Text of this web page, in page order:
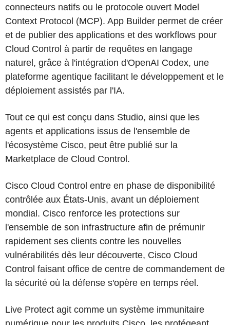
connecteurs natifs ou le protocole ouvert Model
Context Protocol (MCP). App Builder permet de créer
et de publier des applications et des workflows pour
Cloud Control à partir de requêtes en langage
naturel, grâce à l'intégration d'OpenAI Codex, une
plateforme agentique facilitant le développement et le
déploiement assistés par l'IA.
Tout ce qui est conçu dans Studio, ainsi que les
agents et applications issus de l'ensemble de
l'écosystème Cisco, peut être publié sur la
Marketplace de Cloud Control.
Cisco Cloud Control entre en phase de disponibilité
contrôlée aux États-Unis, avant un déploiement
mondial. Cisco renforce les protections sur
l'ensemble de son infrastructure afin de prémunir
rapidement ses clients contre les nouvelles
vulnérabilités dès leur découverte, Cisco Cloud
Control faisant office de centre de commandement de
la sécurité où la défense s'opère en temps réel.
Live Protect agit comme un système immunitaire